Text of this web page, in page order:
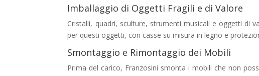
Imballaggio di Oggetti Fragili e di Valore
Cristalli, quadri, sculture, strumenti musicali e oggetti di
per questi oggetti, con casse su misura in legno e
Smontaggio e Rimontaggio dei Mobili
Prima del carico, Franzosini smonta i mobili che non